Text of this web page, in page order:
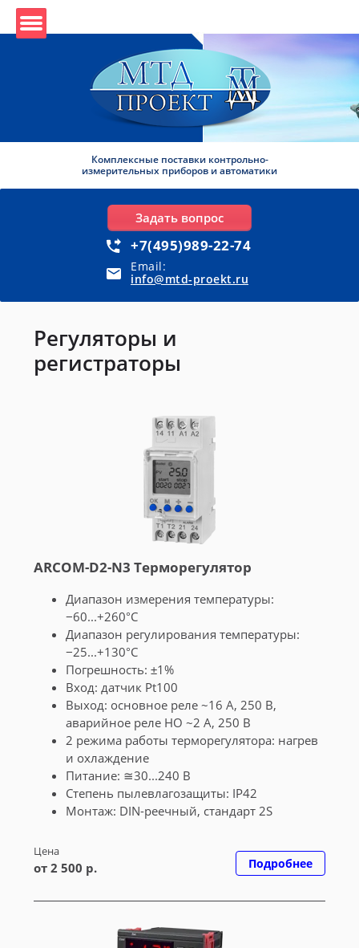
Комплексные поставки контрольно-
измерительных приборов и автоматики
Задать вопрос
+7(495)989-22-74
Email:
info@mtd-proekt.ru
Регуляторы и
регистраторы
ARCOM-D2-N3 Терморегулятор
Диапазон измерения температуры:
−60...+260°С
Диапазон регулирования температуры:
−25...+130°С
Погрешность: ±1%
Вход: датчик Pt100
Выход: основное реле ~16 А, 250 В,
аварийное реле НО ~2 А, 250 В
2 режима работы терморегулятора: нагрев
и охлаждение
Питание: ≅30...240 В
Cтепень пылевлагозащиты: IP42
Монтаж: DIN-реечный, стандарт 2S
Цена
от 2 500 р. Подробнее